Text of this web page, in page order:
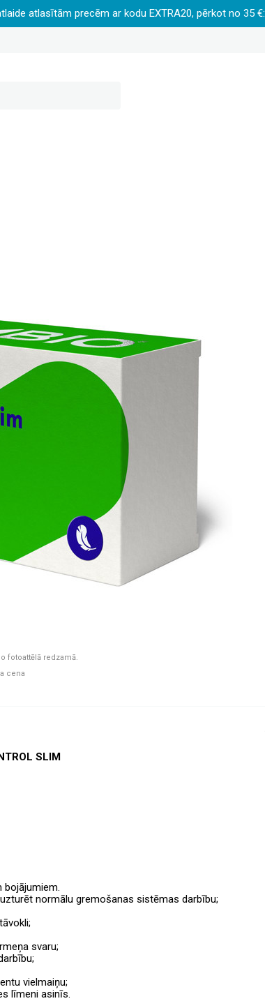
atlasītām precēm ar kodu EXTRA20, pērkot no 35 €:
fotoattēlā redzamā.
cena
SLIM
normālu gremošanas sistēmas darbību;
svaru;
vielmaiņu;
līmeni asinīs.